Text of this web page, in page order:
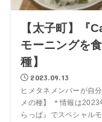
【太子町】『
モーニングを
種】
2023.09.13
ヒメタネメンバーが自
メの種】 ＊情報は
らっぱ』でスペシャル